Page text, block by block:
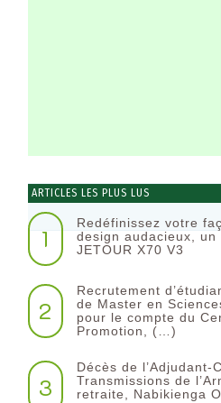
ARTICLES LES PLUS LUS
1
Redéfinissez votre
design audacieux,
JETOUR X70 V3
2
Recrutement
de Master en
pour le compte du
Promotion, (…)
3
Décès de l’Adjudant-
Transmissions de
retraite, Nabikienga